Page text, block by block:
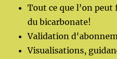
Tout ce que l’on peut
du bicarbonate!
Validation
Visualisations,